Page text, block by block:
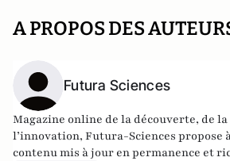
A PROPOS DES
Futura Sciences
Magazine online de la découverte, de la
l’innovation, Futura-Sciences propose
contenu mis à jour en permanence et